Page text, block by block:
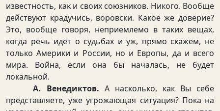
известность, как и своих союзников. Никого. Вообще
действуют крадучись, воровски. Какое же доверие?
Это, вообще говоря, неприемлемо в таких вещах,
когда речь идет о судьбах и уж, прямо скажем, не
только Америки и России, но и Европы, да и всего
мира. Война, если она бы началась, не будет
локальной.
А. Венедиктов. А насколько, как Вы себе
представляете, уже угрожающая ситуация? Пока на